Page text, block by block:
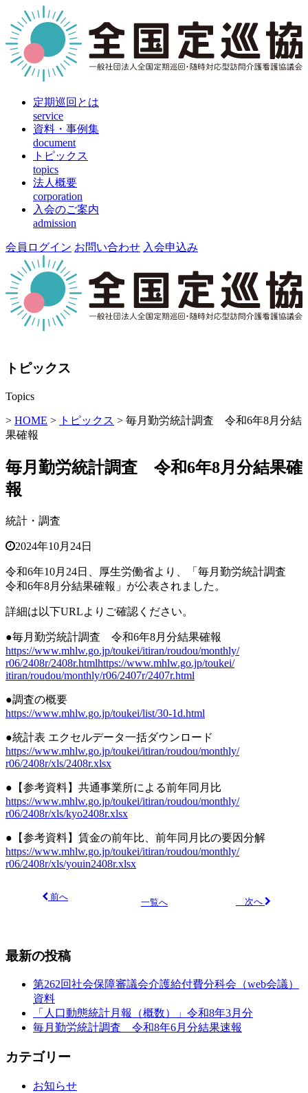
定期巡回とは
service
資料・事例集
document
トピックス
topics
法人概要
corporation
入会のご案内
admission
会員ログイン お問い合わせ 入会申込み
トピックス
Topics
> HOME > トピックス > 毎月勤労統計調査 令和6年8月分結
果確報
毎月勤労統計調査 令和6年8月分結果確
報
統計・調査
2024年10月24日
令和6年10月24日、厚生労働省より、「毎月勤労統計調査
令和6年8月分結果確報」が公表されました。
詳細は以下URLよりご確認ください。
●毎月勤労統計調査 令和6年8月分結果確報
https://www.mhlw.go.jp/toukei/itiran/roudou/monthly/
r06/2408r/2408r.htmlhttps://www.mhlw.go.jp/toukei/
itiran/roudou/monthly/r06/2407r/2407r.html
●調査の概要
https://www.mhlw.go.jp/toukei/list/30-1d.html
●統計表 エクセルデータ一括ダウンロード
https://www.mhlw.go.jp/toukei/itiran/roudou/monthly/
r06/2408r/xls/2408r.xlsx
●【参考資料】共通事業所による前年同月比
https://www.mhlw.go.jp/toukei/itiran/roudou/monthly/
r06/2408r/xls/kyo2408r.xlsx
●【参考資料】賃金の前年比、前年同月比の要因分解
https://www.mhlw.go.jp/toukei/itiran/roudou/monthly/
r06/2408r/xls/youin2408r.xlsx
前へ
一覧へ 次へ
最新の投稿
第262回社会保障審議会介護給付費分科会（web会議）
資料
「人口動態統計月報（概数）」令和8年3月分
毎月勤労統計調査 令和8年6月分結果速報
カテゴリー
お知らせ